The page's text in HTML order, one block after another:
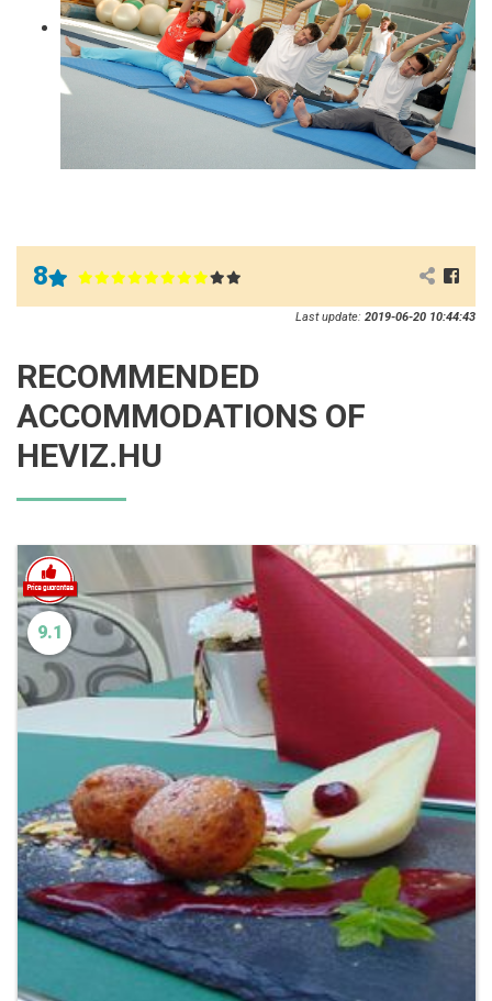
8
Last update: 2019-06-20 10:44:43
RECOMMENDED
ACCOMMODATIONS OF
HEVIZ.HU
9.1